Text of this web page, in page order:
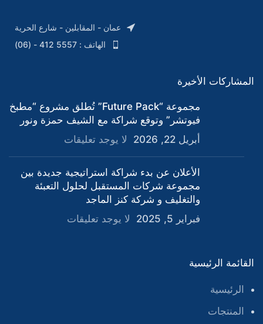
عمان - المقابلين - شارع الحرية
الهاتف : 5557 412 - (06)
المشاركات الأخيرة
مجموعة “Future Pack” تُطلق مشروع “مطبخ
فيوتشر” وتوقع شراكة مع الشيف حمزة ونور
أبريل 22, 2026
لا يوجد تعليقات
الأعلان عن بدء شراكة استراتيجية جديدة بين
مجموعة شركات المستقبل لحلول التعبئة
والتغليف و شركة كنز الماجد
فبراير 5, 2025
لا يوجد تعليقات
القائمة الرئيسية
الرئيسية
المنتجات